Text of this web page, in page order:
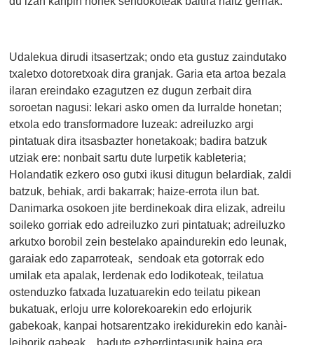
Udalekua dirudi itsasertzak; ondo eta gustuz zaindutako
txaletxo dotoretxoak dira granjak. Garia eta artoa bezala
ilaran ereindako ezagutzen ez dugun zerbait dira
soroetan nagusi: lekari asko omen da lurralde honetan;
etxola edo transformadore luzeak: adreiluzko argi
pintatuak dira itsasbazter honetakoak; badira batzuk
utziak ere: nonbait sartu dute lurpetik kableteria;
Holandatik ezkero oso gutxi ikusi ditugun belardiak, zaldi
batzuk, behiak, ardi bakarrak; haize-errota ilun bat.
Danimarka osokoen jite berdinekoak dira elizak, adreilu
soileko gorriak edo adreiluzko zuri pintatuak; adreiluzko
arkutxo borobil zein bestelako apaindurekin edo leunak,
garaiak edo zaparroteak, sendoak eta gotorrak edo
umilak eta apalak, lerdenak edo lodikoteak, teilatua
ostenduzko fatxada luzatuarekin edo teilatu pikean
bukatuak, erloju urre kolorekoarekin edo erlojurik
gabekoak, kanpai hotsarentzako irekidurekin edo kanài-
leihorik gabeak... badute ezberdintasunik baina era